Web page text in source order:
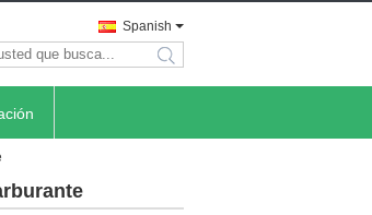
Spanish
search